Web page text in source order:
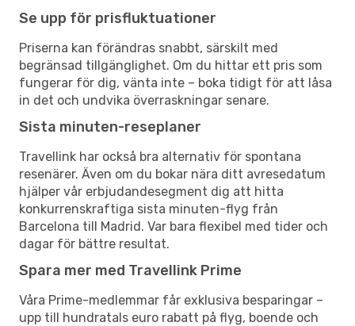
Se upp för prisfluktuationer
Priserna kan förändras snabbt, särskilt med
begränsad tillgänglighet. Om du hittar ett pris som
fungerar för dig, vänta inte – boka tidigt för att låsa
in det och undvika överraskningar senare.
Sista minuten-reseplaner
Travellink har också bra alternativ för spontana
resenärer. Även om du bokar nära ditt avresedatum
hjälper vår erbjudandesegment dig att hitta
konkurrenskraftiga sista minuten-flyg från
Barcelona till Madrid. Var bara flexibel med tider och
dagar för bättre resultat.
Spara mer med Travellink Prime
Våra Prime-medlemmar får exklusiva besparingar –
upp till hundratals euro rabatt på flyg, boende och